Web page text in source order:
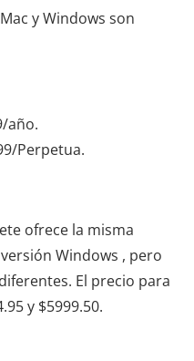
y Windows son
año.
Perpetua.
ofrece la misma
Windows , pero
El precio para
y $5999.50.